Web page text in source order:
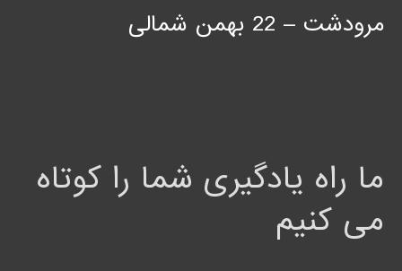
مرودشت – 22 بهمن شمالی
ما راه یادگیری شما را کوتاه
می کنیم